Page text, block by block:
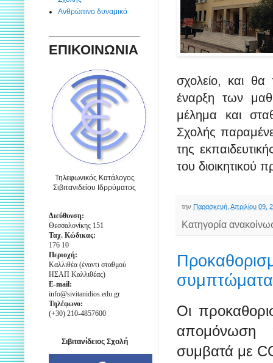
σχολείο, και
έναρξη των
μέλημα και
Σχολής
της
του διοικητικού
την Παρασκευή, Απριλίου 09,
Κατηγορία
Οι
απομόνωση
συμβατά με
Ανθρώπινο δυναμικό
ΕΠΙΚΟΙΝΩΝΙΑ
Τηλεφωνικός Κατάλογος
Σιβιτανιδείου Ιδρρύματος
Διεύθυνση:
Θεσσαλονίκης 151
Ταχ. Κώδικας:
176 10
Περιοχή:
Καλλιθέα (έναντι σταθμού
ΗΣΑΠ Καλλιθέας)
E-mail:
info@sivitanidios.edu.gr
Τηλέφωνο:
(+30) 210-4857600
Σιβιτανίδειος Σχολή